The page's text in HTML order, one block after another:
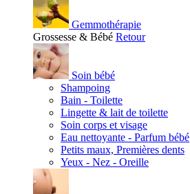
Gemmothérapie
Grossesse & Bébé Retour
Soin bébé
Shampoing
Bain - Toilette
Lingette & lait de toilette
Soin corps et visage
Eau nettoyante - Parfum bébé
Petits maux, Premières dents
Yeux - Nez - Oreille